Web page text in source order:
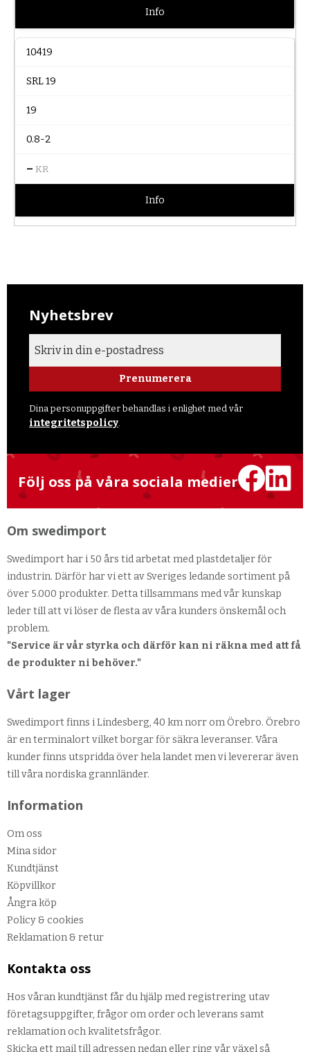
Info
10419
SRL 19
19
0.8-2
– KR
Info
Nyhetsbrev
Prenumerera
Dina personuppgifter behandlas i enlighet med vår
integritetspolicy.
Följ oss på våra sociala medier
Om swedimport
Swedimport har i 50 års tid arbetat med plastdetaljer för
industrin. Därför har vi ett av Sveriges ledande sortiment på
över 5.000 produkter. Detta tillsammans med vår kunskap
leder till att vi löser de flesta av våra kunders önskemål och
problem.
"Service är vår styrka och därför kan ni räkna med att få
de produkter ni behöver."
Vårt lager
Swedimport finns i Lindesberg, 40 km norr om Örebro. Örebro
är en terminalort vilket borgar för säkra leveranser. Våra
kunder finns utspridda över hela landet men vi levererar även
till våra nordiska grannländer.
Information
Om oss
Mina sidor
Kundtjänst
Köpvillkor
Ångra köp
Policy & cookies
Reklamation & retur
Kontakta oss
Hos våran kundtjänst får du hjälp med registrering utav
företagsuppgifter, frågor om order och leverans samt
reklamation och kvalitetsfrågor.
Skicka ett mail till adressen nedan eller ring vår växel så